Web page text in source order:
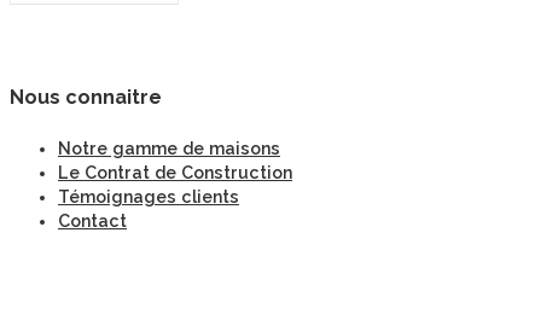
Nous connaitre
Notre gamme de maisons
Le Contrat de Construction
Témoignages clients
Contact